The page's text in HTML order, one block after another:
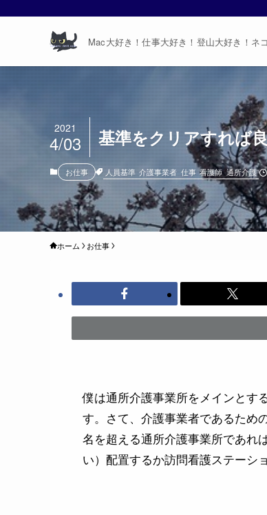
Mac大好き！仕事大好き！登山大好き！ネ
基準をクリアすれば
2021
4/03
お仕事 人員基準 介護事業者 仕事 看護師 通所介護
ホーム お仕事
僕は通所介護事業所をメインとす
す。さて、介護事業者であるため
名を超える通所介護事業所であれ
い）配置するか訪問看護ステーシ